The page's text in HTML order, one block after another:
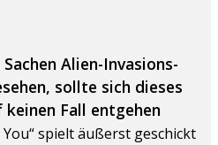
Alien-Invasions-
sollte sich dieses
Fall entgehen
You“ spielt äußerst geschickt